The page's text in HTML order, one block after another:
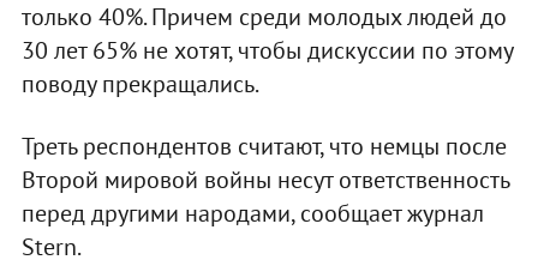
только 40%. Причем среди молодых людей до
30 лет 65% не хотят, чтобы дискуссии по этому
поводу прекращались.
Треть респондентов считают, что немцы после
Второй мировой войны несут ответственность
перед другими народами, сообщает журнал
Stern.